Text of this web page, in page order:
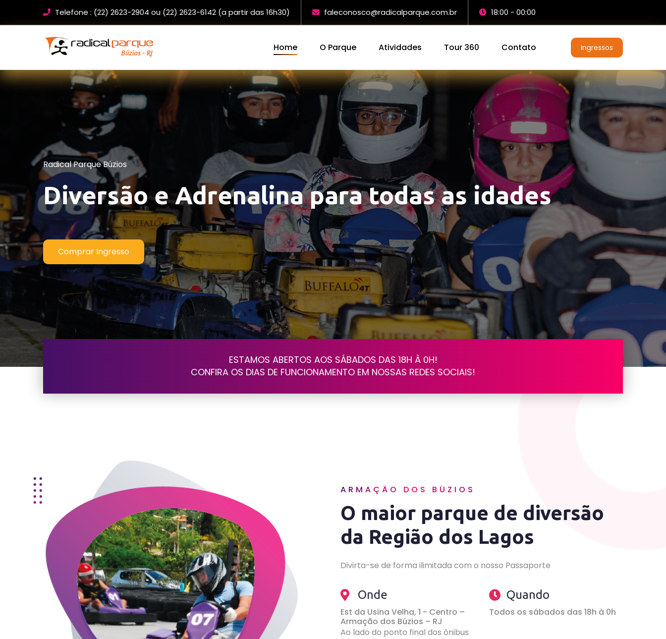
Telefone : (22) 2623-2904 ou (22) 2623-6142 (a partir das 16h30) faleconosco@radicalparque.com.br 18:00 - 00:00
Home O Parque Atividades Tour 360 Contato Ingressos
Radical Parque Búzios
Diversão e Adrenalina para todas as idades
Comprar Ingresso
ESTAMOS ABERTOS AOS SÁBADOS DAS 18H À 0H!
CONFIRA OS DIAS DE FUNCIONAMENTO EM NOSSAS REDES SOCIAIS!
ARMAÇÃO DOS BÚZIOS
O maior parque de diversão
da Região dos Lagos
Divirta-se de forma ilimitada com o nosso Passaporte
Onde
Est da Usina Velha, 1 - Centro –
Armação dos Búzios – RJ
Ao lado do ponto final dos ônibus
Quando
Todos os sábados das 18h à 0h